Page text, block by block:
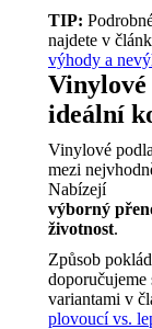
TIP:
najdete v
výhody a
Vinylové
ideální
Vinylové
mezi
Nabízejí
výborný
životnost.
Způsob
variantami v
plovoucí vs.